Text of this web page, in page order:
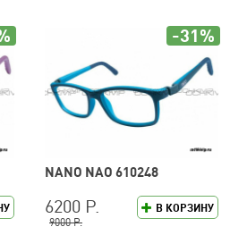
NANO NAO 610248
В КОРЗИНУ
6200 Р.
9000 Р.
-31%